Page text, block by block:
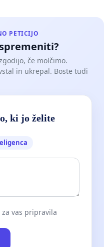
PETICIJO
če molčimo.
in ukrepal. Boste tudi
ki jo želite
vas pripravila